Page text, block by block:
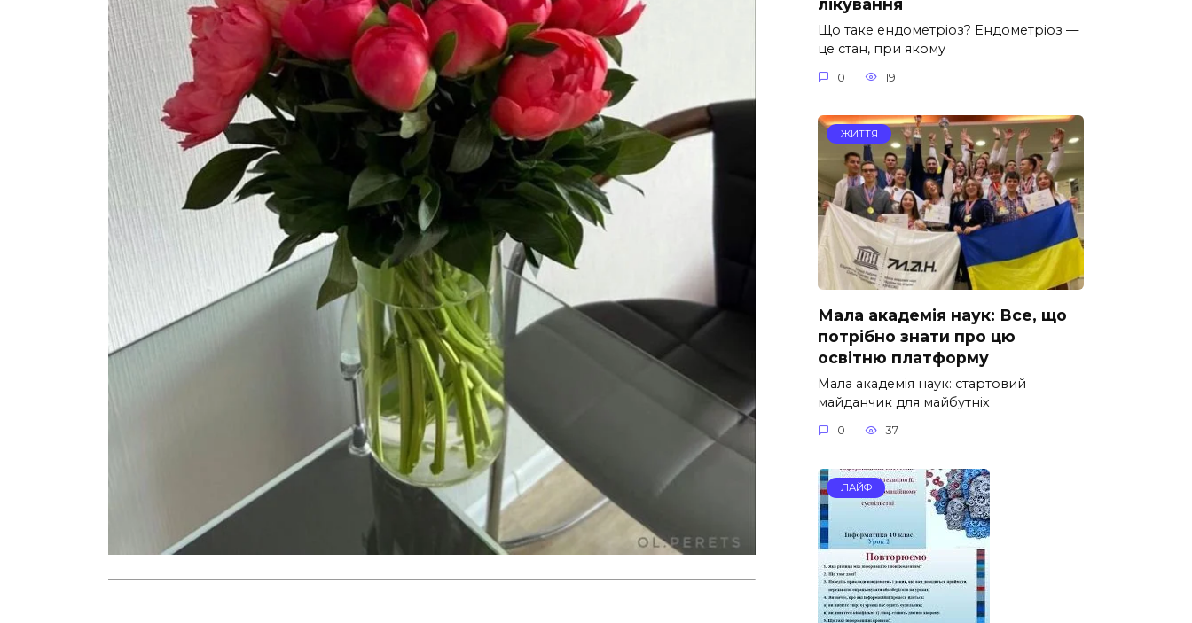
лікування
Що таке ендометріоз? Ендометріоз —
це стан, при якому
0 19
ЖИТТЯ
Мала академія наук: Все, що
потрібно знати про цю
освітню платформу
Мала академія наук: стартовий
майданчик для майбутніх
0 37
ЛАЙФ